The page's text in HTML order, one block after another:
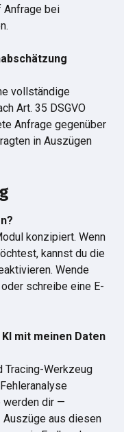
Anfrage bei
vollständige
Art. 35 DSGVO
Anfrage gegenüber
in Auszügen
konzipiert. Wenn
kannst du die
Wende
schreibe eine E-
mit meinen Daten
Tracing-Werkzeug
werden dir —
aus diesen